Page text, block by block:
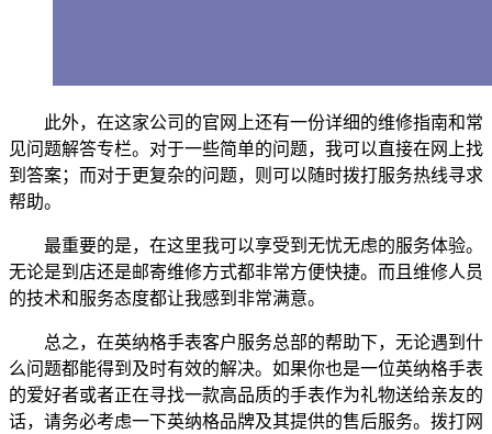
此外，在这家公司的官网上还有一份详细的维修指南和常
见问题解答专栏。对于一些简单的问题，我可以直接在网上找
到答案；而对于更复杂的问题，则可以随时拨打服务热线寻求
帮助。
最重要的是，在这里我可以享受到无忧无虑的服务体验。
无论是到店还是邮寄维修方式都非常方便快捷。而且维修人员
的技术和服务态度都让我感到非常满意。
总之，在英纳格手表客户服务总部的帮助下，无论遇到什
么问题都能得到及时有效的解决。如果你也是一位英纳格手表
的爱好者或者正在寻找一款高品质的手表作为礼物送给亲友的
话，请务必考虑一下英纳格品牌及其提供的售后服务。拨打网